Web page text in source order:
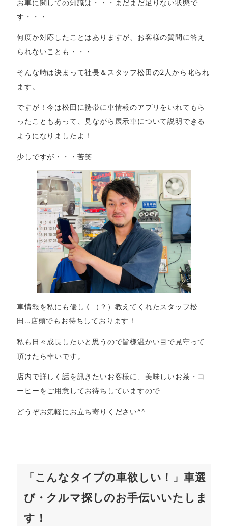
お車に関しての知識は・・・まだまだ足りない状態で
す・・・
何度か対応したことはありますが、お客様の質問に答え
られないことも・・・
そんな時は決まって社長＆スタッフ松田の2人から叱られ
ます。
ですが！今は松田に携帯に車情報のアプリをいれてもら
ったこともあって、見ながら展示車について説明できる
ようになりましたよ！
少しですが・・・苦笑
車情報を私にも優しく（？）教えてくれたスタッフ松
田…店頭でもお待ちしております！
私も日々成長したいと思うので皆様温かい目で見守って
頂けたら幸いです。
店内で詳しく話を訊きたいお客様に、美味しいお茶・コ
ーヒーをご用意してお待ちしていますので
どうぞお気軽にお立ち寄りください^^
「こんなタイプの車欲しい！」車選
び・クルマ探しのお手伝いいたしま
す！